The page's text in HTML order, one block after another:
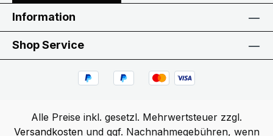
Information
Shop Service
Alle Preise inkl. gesetzl. Mehrwertsteuer zzgl.
Versandkostenund ggf. Nachnahmegebühren, wenn